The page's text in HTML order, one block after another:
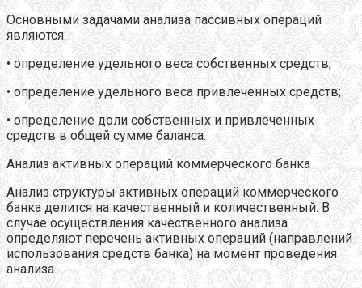
Основными задачами анализа пассивных операций
являются:
• определение удельного веса собственных средств;
• определение удельного веса привлеченных средств;
• определение доли собственных и привлеченных
средств в общей сумме баланса.
Анализ активных операций коммерческого банка
Анализ структуры активных операций коммерческого
банка делится на качественный и количественный. В
случае осуществления качественного анализа
определяют перечень активных операций (направлений
использования средств банка) на момент проведения
анализа.